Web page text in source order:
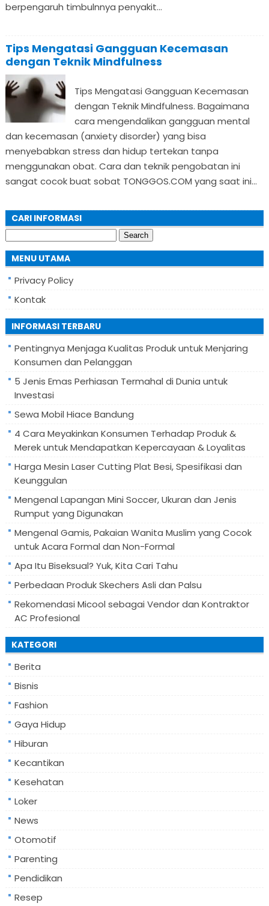
berpengaruh timbulnnya penyakit...
Tips Mengatasi Gangguan Kecemasan
dengan Teknik Mindfulness
Tips Mengatasi Gangguan Kecemasan
dengan Teknik Mindfulness. Bagaimana
cara mengendalikan gangguan mental
dan kecemasan (anxiety disorder) yang bisa
menyebabkan stress dan hidup tertekan tanpa
menggunakan obat. Cara dan teknik pengobatan ini
sangat cocok buat sobat TONGGOS.COM yang saat ini...
CARI INFORMASI
for:
MENU UTAMA
Privacy Policy
Kontak
INFORMASI TERBARU
Pentingnya Menjaga Kualitas Produk untuk Menjaring
Konsumen dan Pelanggan
5 Jenis Emas Perhiasan Termahal di Dunia untuk
Investasi
Sewa Mobil Hiace Bandung
4 Cara Meyakinkan Konsumen Terhadap Produk &
Merek untuk Mendapatkan Kepercayaan & Loyalitas
Harga Mesin Laser Cutting Plat Besi, Spesifikasi dan
Keunggulan
Mengenal Lapangan Mini Soccer, Ukuran dan Jenis
Rumput yang Digunakan
Mengenal Gamis, Pakaian Wanita Muslim yang Cocok
untuk Acara Formal dan Non-Formal
Apa Itu Biseksual? Yuk, Kita Cari Tahu
Perbedaan Produk Skechers Asli dan Palsu
Rekomendasi Micool sebagai Vendor dan Kontraktor
AC Profesional
KATEGORI
Berita
Bisnis
Fashion
Gaya Hidup
Hiburan
Kecantikan
Kesehatan
Loker
News
Otomotif
Parenting
Pendidikan
Resep